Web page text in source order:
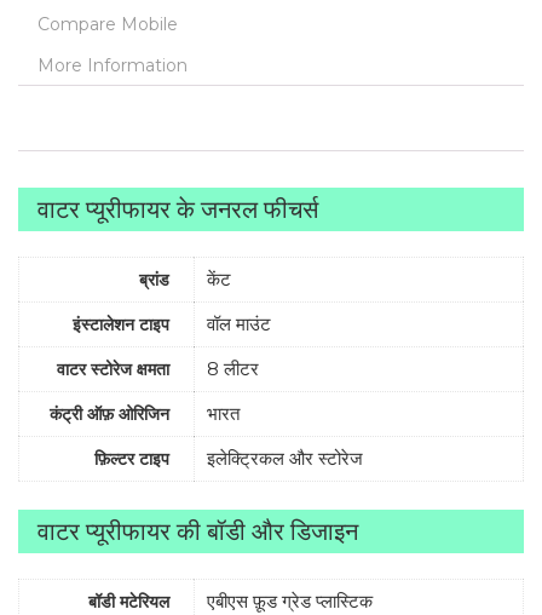
Compare Mobile
More Information
वाटर प्यूरीफायर के जनरल फीचर्स
ब्रांड केंट
इंस्टालेशन टाइप वॉल माउंट
वाटर स्टोरेज क्षमता 8 लीटर
कंट्री ऑफ़ ओरिजिन भारत
फ़िल्टर टाइप इलेक्ट्रिकल और स्टोरेज
वाटर प्यूरीफायर की बॉडी और डिजाइन
बॉडी मटेरियल एबीएस फ़ूड ग्रेड प्लास्टिक